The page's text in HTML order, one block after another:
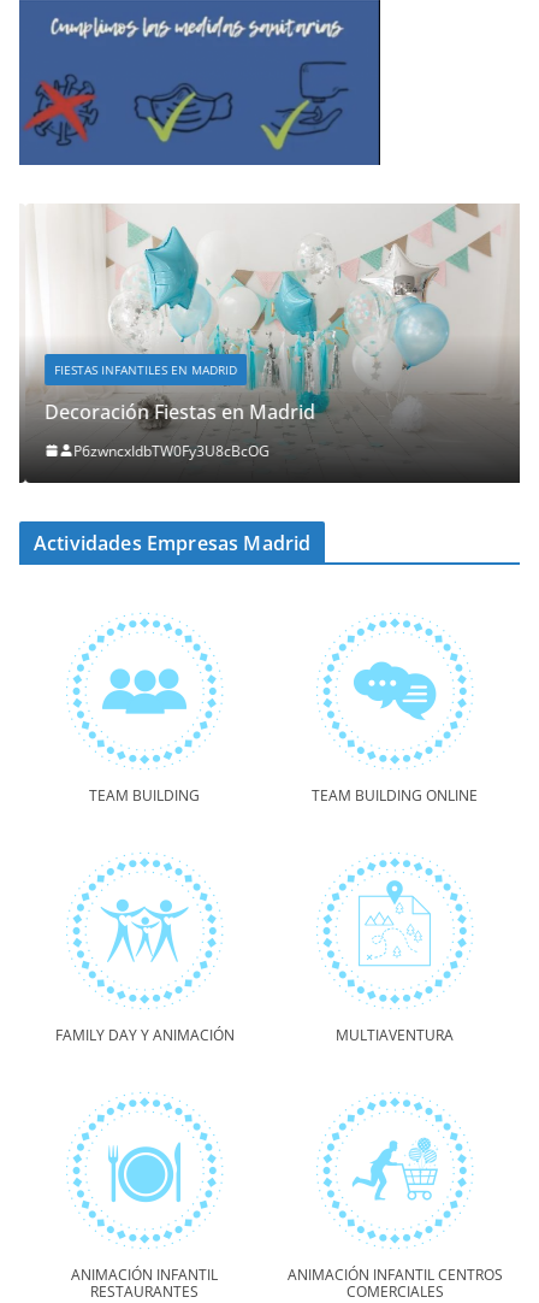
FIESTAS INFANTILES EN MADRID
Decoración Fiestas en Madrid
P6zwncxIdbTW0Fy3U8cBcOG
Actividades Empresas Madrid
TEAM BUILDING TEAM BUILDING ONLINE
FAMILY DAY Y ANIMACIÓN MULTIAVENTURA
ANIMACIÓN INFANTIL
RESTAURANTES
ANIMACIÓN INFANTIL CENTROS
COMERCIALES